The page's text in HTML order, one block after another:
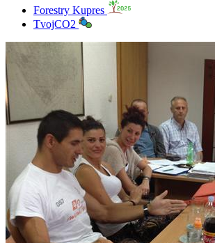
Forestry Kupres
TvojCO2